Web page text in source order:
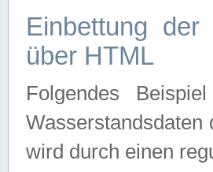
Einbettung der
über HTML
Folgendes
Wasserstandsdaten
wird durch einen